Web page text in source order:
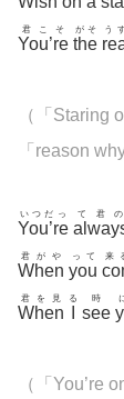
You’re
君こそ
the
がそ う
（「 Staring
「reason
You’re
いつだっ て君の
When
君がや
you
って 来
When
君を見 る
see
時
（「You’re